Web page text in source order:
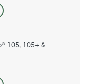
105, 105+ &